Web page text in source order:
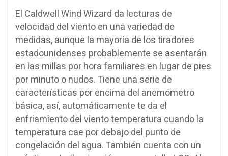
El Caldwell Wind Wizard da lecturas de
velocidad del viento en una variedad de
medidas, aunque la mayoría de los tiradores
estadounidenses probablemente se asentarán
en las millas por hora familiares en lugar de pies
por minuto o nudos.Tiene una serie de
características por encima del anemómetro
básica, así, automáticamente te da el
enfriamiento del viento temperatura cuando la
temperatura cae por debajo del punto de
congelación del agua.También cuenta con un